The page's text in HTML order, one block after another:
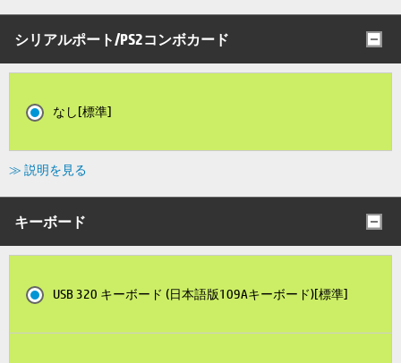
シリアルポート/PS2コンボカード
なし[標準]
≫ 説明を見る
キーボード
USB 320 キーボード (日本語版109Aキーボード)[標準]